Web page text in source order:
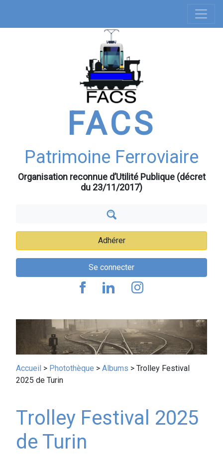
contenu
FACS
Patrimoine Ferroviaire
Organisation reconnue d’Utilité Publique (décret
du 23/11/2017)
Adhérer
Se connecter
principale
Fil
Accueil Photothèque Albums
Trolley Festival
2025 de Turin
Trolley Festival 2025
de Turin